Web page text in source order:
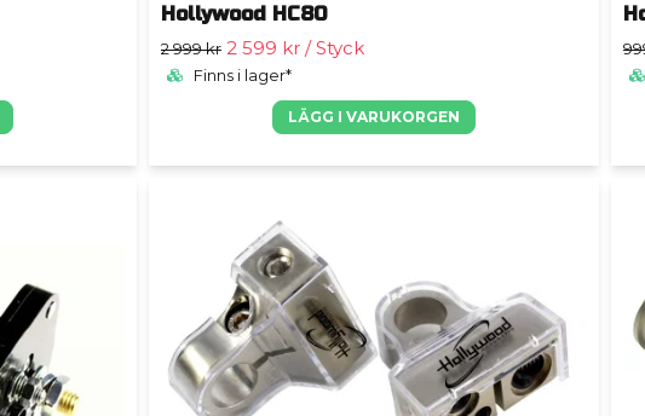
Hollywood HC80
2 999 kr 2 599 kr / Styck
Finns i lager*
LÄGG I VARUKORGEN